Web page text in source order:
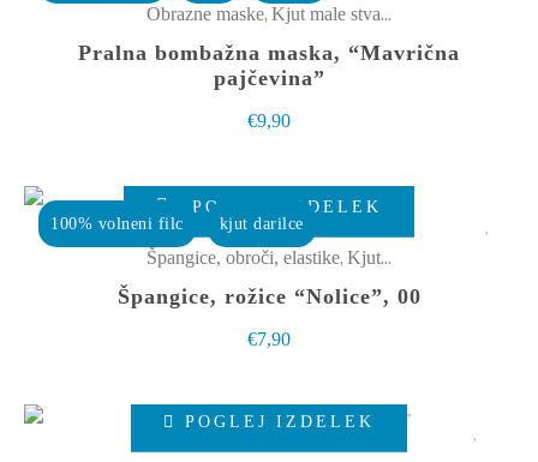
več
strani
Obrazne maske, Kjut male stvarce
Pralna bombažna maska, “Mavrična
pajčevina”
€9,90
100% volneni filc kjut darilce
POGLEJ IZDELEK
Špangice, obroči, elastike, Kjut male stvarce
Špangice, rožice “Nolice”, 00
€7,90
POGLEJ IZDELEK
Ta